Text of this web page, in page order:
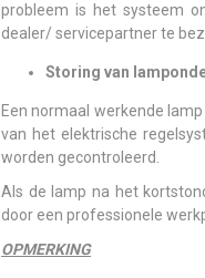
probleem is het systeem
dealer/ servicepartner te
Storing van
Een normaal werkende
van het elektrische
worden gecontroleerd.
Als de lamp na het
door een professionele
OPMERKING